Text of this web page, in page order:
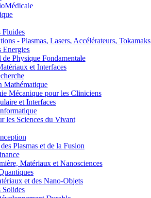
- Plasmas, Lasers, Accélérateurs, Tokamaks
Energies
Physique Fondamentale
et Interfaces
Mécanique pour les Cliniciens
et Interfaces
les Sciences du Vivant
Plasmas et de la Fusion
Matériaux et Nanosciences
et des Nano-Objets